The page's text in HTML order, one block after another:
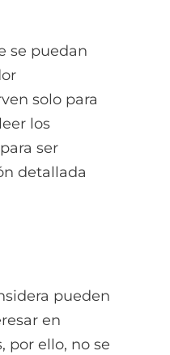
se puedan
solo para
los
ser
detallada
pueden
en
por ello, no se